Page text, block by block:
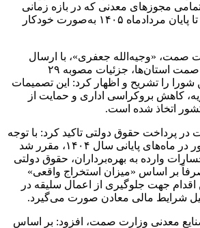
مجوزهای معدنی که در بازه زمانی
بحران منقضی شده‌اند، تا پایان مردادماه ۱۴۰۵ به‌صورت خودکار
صمت، «وجیه‌الله جعفری»، با ارسال
ابلاغیه‌ای به ادارات کل صمت استان‌ها، جزئیات مصوبه ۲۹
۱۴۰۵ این شورا را تشریح و اظهار کرد: این تصمیمات
کاهش بروکراسی اداری و حمایت از
اتخاذ شده است.
در پرداخت حقوق دولتی تاکید کرد: با توجه
به شرایط اضطرار کشور در ماه‌های پایانی سال ۱۴۰۴، مقرر شد
وارده به بهره‌برداران، حقوق دولتی
سال ۱۴۰۴ صرفاً بر اساس «میزان استخراج واقعی»
جهت جلوگیری از اعمال سلیقه در
شرایط مالی معادن صورت می‌گیرد.
معدنی وزارت صمت، افزود: بر اساس